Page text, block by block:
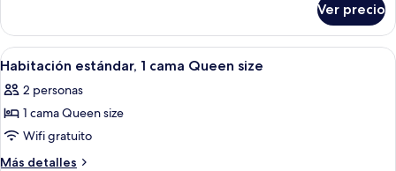
camas
estándar,
varias
camas
Ver precio
Abrir
todas
las
fotos
de
Habitación
Una habitación de hotel con cama,
2
Habitación estándar, 1 cama Queen size
2 personas
1 cama Queen size
Wifi gratuito
Más detalles
Más